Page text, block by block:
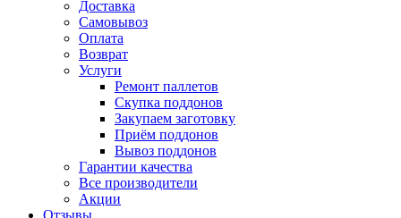
Доставка
Самовывоз
Оплата
Возврат
Услуги
Ремонт паллетов
Скупка поддонов
Закупаем заготовку
Приём поддонов
Вывоз поддонов
Гарантии качества
Все производители
Акции
Отзывы